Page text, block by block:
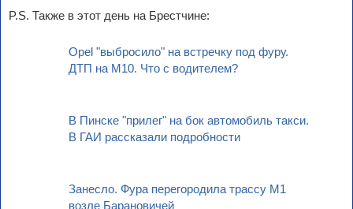
P.S. Также в этот день на Брестчине:
Opel "выбросило" на встречку под фуру.
ДТП на М10. Что с водителем?
В Пинске "прилег" на бок автомобиль такси.
В ГАИ рассказали подробности
Занесло. Фура перегородила трассу М1
возле Барановичей